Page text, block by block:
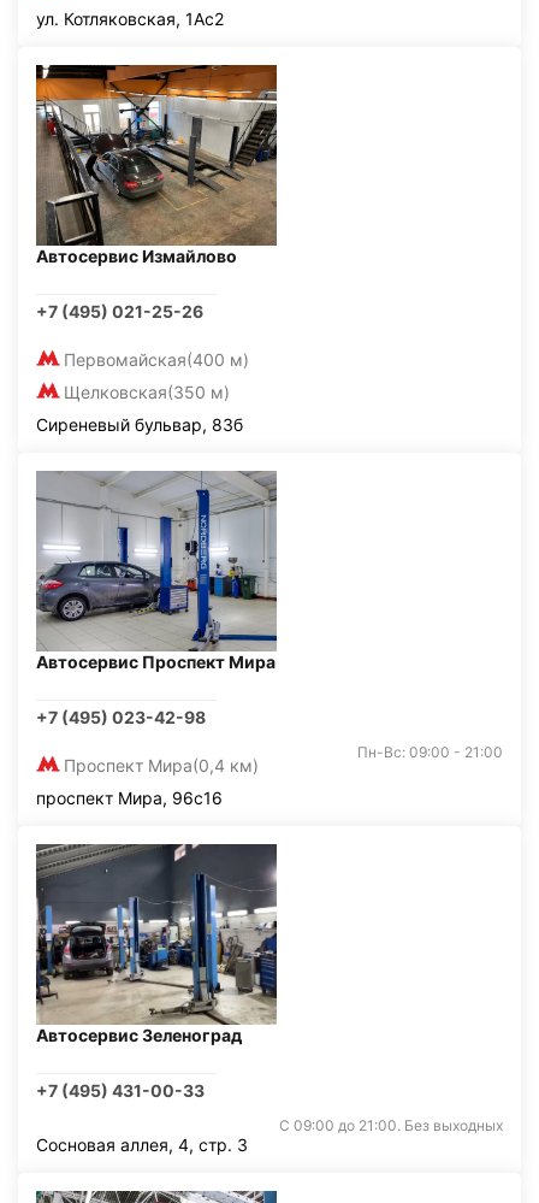
ул. Котляковская, 1Ас2
Автосервис Измайлово
+7 (495) 021-25-26
Первомайская(400 м)
Щелковская(350 м)
Сиреневый бульвар, 83б
Автосервис Проспект Мира
+7 (495) 023-42-98
Проспект Мира(0,4 км)
Пн-Вс: 09:00 - 21:00
проспект Мира, 96с16
Автосервис Зеленоград
+7 (495) 431-00-33
С 09:00 до 21:00. Без выходных
Сосновая аллея, 4, стр. 3